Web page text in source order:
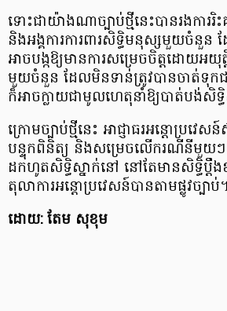
ទោះជាយ៉ាងណាច្បាប់ថ្មីនេះបានរងការ
និងអង្គការការពារសិទ្ធិមនុស្សមួយចំនួន ដ
អាចបង្កឱ្យមានការសម្រេចចិត្តដោយអយុ
មួយចំនួន ដែលមិនទាន់ត្រូវបានចាត់ទុកជ
ក៏អាចក្លាយជាមូលហេតុនាំឱ្យបាត់បង់សិទ្ធិ
ក្រោមច្បាប់ថ្មីនេះ អាជ្ញាធរអន្តោប្រ
បន្ទុកពិនិត្យ និងសម្រេចលើករណីនីមួយៗ
ដកហូតសិទ្ធិស្នាក់នៅ នៅតែមានសិទ្ធិប្តឹ
តុលាការអន្តោប្រវេសន៍បានតាមផ្លូវច្បាប់
ដោយ: តែម សុខុម